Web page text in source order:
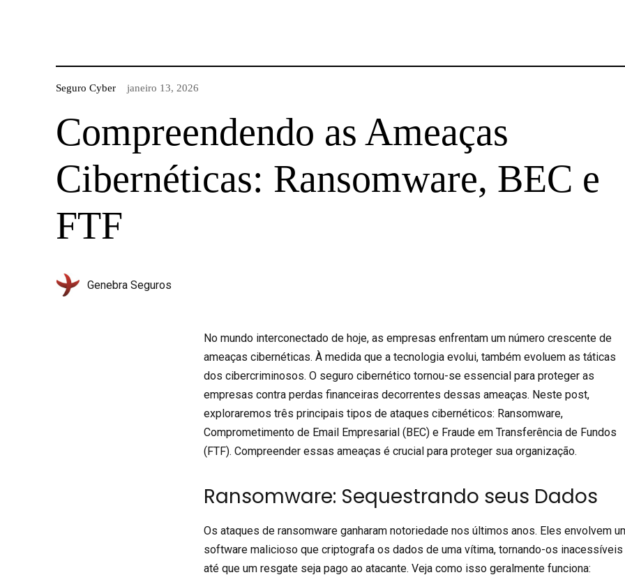
Seguro Cyber janeiro 13, 2026
Compreendendo as Ameaças
Cibernéticas: Ransomware, BEC e
FTF
Genebra Seguros
No mundo interconectado de hoje, as empresas enfrentam um número crescente de
ameaças cibernéticas. À medida que a tecnologia evolui, também evoluem as táticas
dos cibercriminosos. O seguro cibernético tornou-se essencial para proteger as
empresas contra perdas financeiras decorrentes dessas ameaças. Neste post,
exploraremos três principais tipos de ataques cibernéticos: Ransomware,
Comprometimento de Email Empresarial (BEC) e Fraude em Transferência de Fundos
(FTF). Compreender essas ameaças é crucial para proteger sua organização.
Ransomware: Sequestrando seus Dados
Os ataques de ransomware ganharam notoriedade nos últimos anos. Eles envolvem
software malicioso que criptografa os dados de uma vítima, tornando-os inacessíveis
até que um resgate seja pago ao atacante. Veja como isso geralmente funciona: